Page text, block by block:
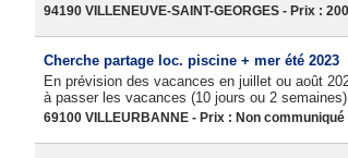
94190 VILLENEUVE-SAINT-GEORGES - Prix :
Cherche partage loc. piscine + mer été 2023
En prévision des vacances en juillet ou août
à passer les vacances (10 jours ou 2
69100 VILLEURBANNE - Prix : Non